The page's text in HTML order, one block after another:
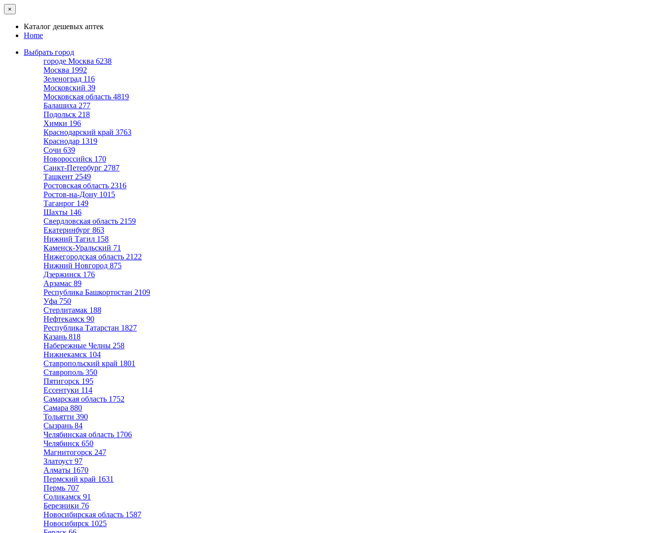
×
Каталог дешевых аптек
Home
Выбрать город
городе Москва 6238
Москва 1992
Зеленоград 116
Московский 39
Московская область 4819
Балашиха 277
Подольск 218
Химки 196
Краснодарский край 3763
Краснодар 1319
Сочи 639
Новороссийск 170
Санкт-Петербург 2787
Ташкент 2549
Ростовская область 2316
Ростов-на-Дону 1015
Таганрог 149
Шахты 146
Свердловская область 2159
Екатеринбург 863
Нижний Тагил 158
Каменск-Уральский 71
Нижегородская область 2122
Нижний Новгород 875
Дзержинск 176
Арзамас 89
Республика Башкортостан 2109
Уфа 750
Стерлитамак 188
Нефтекамск 90
Республика Татарстан 1827
Казань 818
Набережные Челны 258
Нижнекамск 104
Ставропольский край 1801
Ставрополь 350
Пятигорск 195
Ессентуки 114
Самарская область 1752
Самара 880
Тольятти 390
Сызрань 84
Челябинская область 1706
Челябинск 650
Магнитогорск 247
Златоуст 97
Алматы 1670
Пермский край 1631
Пермь 707
Соликамск 91
Березники 76
Новосибирская область 1587
Новосибирск 1025